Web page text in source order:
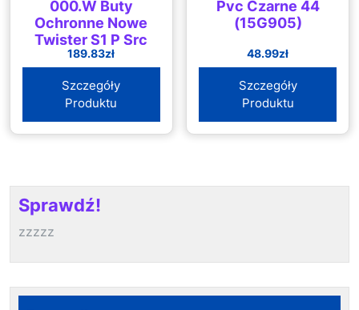
000.W Buty
Ochronne Nowe
Twister S1 P Src
189.83zł
Szczegóły
Produktu
Pvc Czarne 44
(15G905)
48.99zł
Szczegóły
Produktu
Sprawdź!
zzzzz